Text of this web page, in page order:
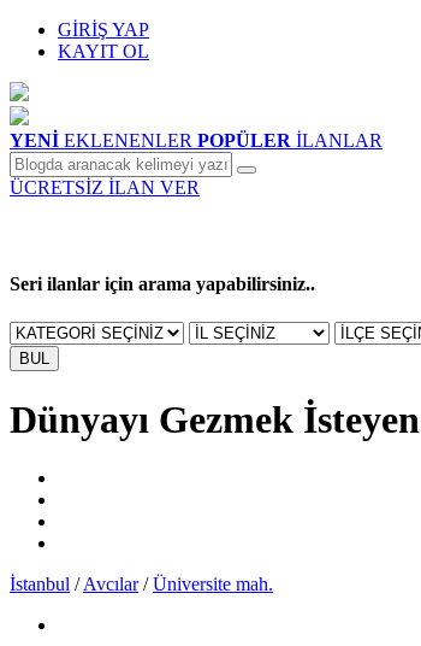
GİRİŞ YAP
KAYIT OL
YENİ EKLENENLER POPÜLER İLANLAR
ÜCRETSİZ İLAN VER
Seri ilanlar için arama yapabilirsiniz..
BUL
Dünyayı Gezmek
İstanbul /Avcılar/Üniversite mah.